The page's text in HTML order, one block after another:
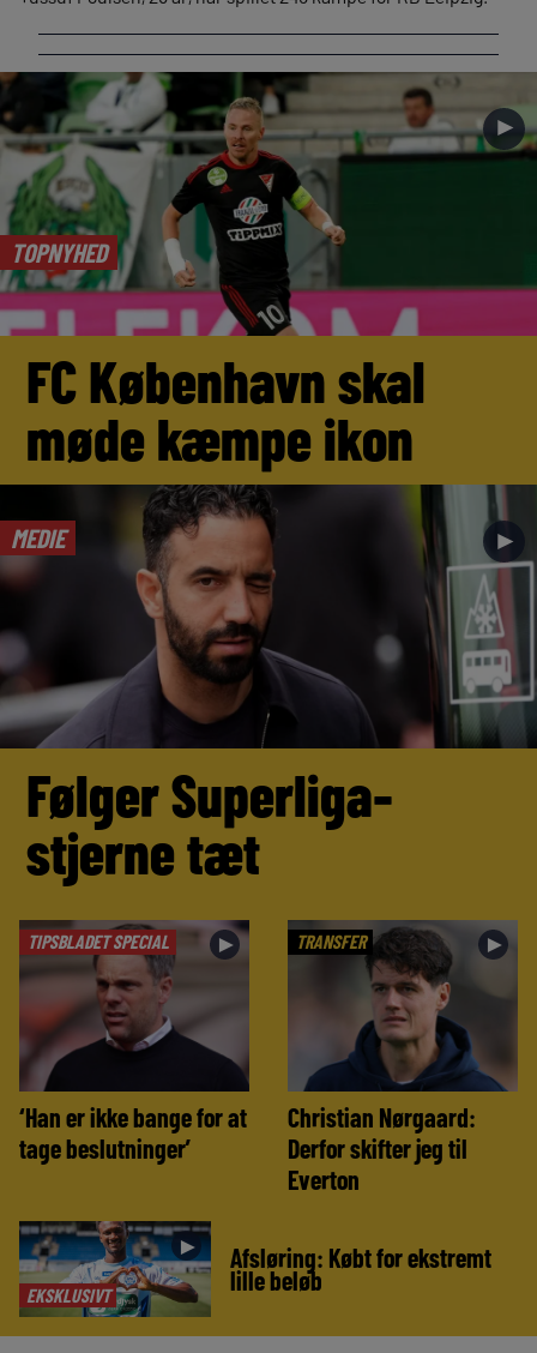
TOPNYHED
►
FC København skal
møde kæmpe ikon
MEDIE ►
Følger Superliga-
stjerne tæt
TIPSBLADET SPECIAL ►
‘Han er ikke bange for at
tage beslutninger’
TRANSFER ►
Christian Nørgaard:
Derfor skifter jeg til
Everton
EKSKLUSIVT
► Afsløring: Købt for ekstremt
lille beløb